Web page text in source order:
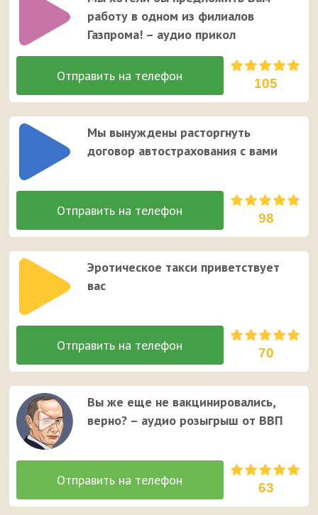
работу в одном из филиалов
Газпрома! – аудио прикол
105
Мы вынуждены расторгнуть
договор автострахования с вами
98
Эротическое такси приветствует
вас
70
Вы же еще не вакцинировались,
верно? – аудио розыгрыш от ВВП
63